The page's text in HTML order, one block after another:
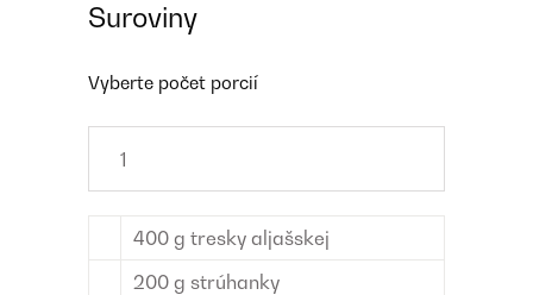
Suroviny
Vyberte počet porcií
400 g tresky aljašskej
200 g strúhanky